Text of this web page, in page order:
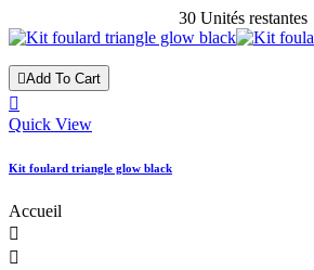
30 Unités restantes
Add To Cart

Quick View
Kit foulard triangle glow black
Accueil

